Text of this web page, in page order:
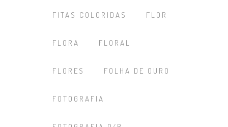
FITAS COLORIDAS FLOR
FLORA FLORAL
FLORES FOLHA DE OURO
FOTOGRAFIA